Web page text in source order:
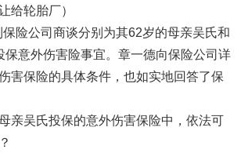
给轮胎厂）
险公司商谈分别为其62岁的母亲吴氏和
保意外伤害险事宜。章一德向保险公司详
害保险的具体条件，也如实地回答了保
亲吴氏投保的意外伤害保险中，依法可